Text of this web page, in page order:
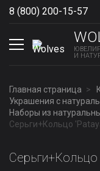
8 (800) 200-15-57
И
Главная страница
Украшения с
Наборы из
Серьги+Кольцо
Серьги+Кольцо